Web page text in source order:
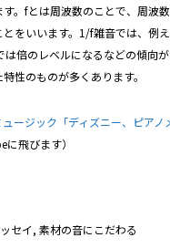
。fとは周波数のことで、周波
をいいます。1/f雑音では、例
倍のレベルになるなどの傾向
性のものが多くあります。
ージック「ディズニー、ピアノ
飛びます）
セイ, 素材の音にこだわる